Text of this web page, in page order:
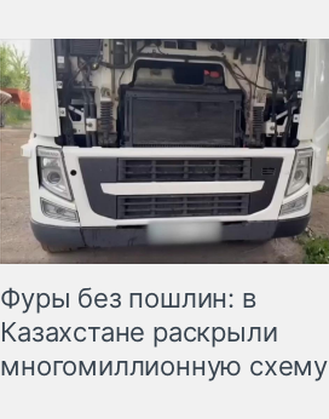
Фуры без пошлин: в
Казахстане раскрыли
многомиллионную схему